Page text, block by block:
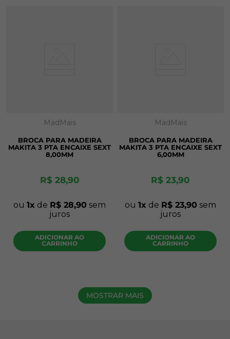
MadMais
BROCA PARA MADEIRA
MAKITA 3 PTA ENCAIXE SEXT
8,00MM
R$ 28,90
ou 1 de R$ 28,90 sem
juros
ADICIONAR AO
CARRINHO
MadMais
BROCA PARA MADEIRA
MAKITA 3 PTA ENCAIXE SEXT
6,00MM
R$ 23,90
ou 1 de R$ 23,90 sem
juros
ADICIONAR AO
CARRINHO
MOSTRAR MAIS